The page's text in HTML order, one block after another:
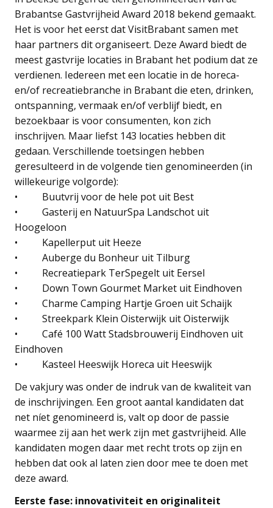
Brabantse Gastvrijheid Award 2018 bekend gemaakt.
Het is voor het eerst dat VisitBrabant samen met
haar partners dit organiseert. Deze Award biedt de
meest gastvrije locaties in Brabant het podium dat ze
verdienen. Iedereen met een locatie in de horeca-
en/of recreatiebranche in Brabant die eten, drinken,
ontspanning, vermaak en/of verblijf biedt, en
bezoekbaar is voor consumenten, kon zich
inschrijven. Maar liefst 143 locaties hebben dit
gedaan. Verschillende toetsingen hebben
geresulteerd in de volgende tien genomineerden (in
willekeurige volgorde):
• Buutvrij voor de hele pot uit Best
• Gasterij en NatuurSpa Landschot uit
Hoogeloon
• Kapellerput uit Heeze
• Auberge du Bonheur uit Tilburg
• Recreatiepark TerSpegelt uit Eersel
• Down Town Gourmet Market uit Eindhoven
• Charme Camping Hartje Groen uit Schaijk
• Streekpark Klein Oisterwijk uit Oisterwijk
• Café 100 Watt Stadsbrouwerij Eindhoven uit
Eindhoven
• Kasteel Heeswijk Horeca uit Heeswijk
De vakjury was onder de indruk van de kwaliteit van
de inschrijvingen. Een groot aantal kandidaten dat
net níet genomineerd is, valt op door de passie
waarmee zij aan het werk zijn met gastvrijheid. Alle
kandidaten mogen daar met recht trots op zijn en
hebben dat ook al laten zien door mee te doen met
deze award.
Eerste fase: innovativiteit en originaliteit